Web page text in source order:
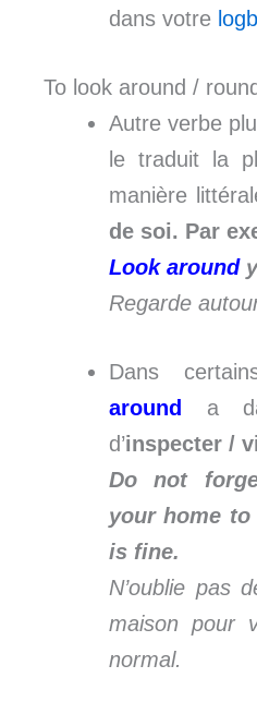
dans votre
To look around /
Autre verbe
le traduit la
manière
de soi. Par
Look around
Regarde
Dans
around
a
d’inspecter /
Do not
your home
is fine.
N’oublie pas
maison pour
normal.